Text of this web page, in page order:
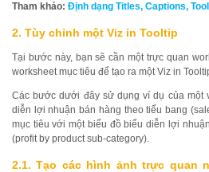
Tham khảo: Định dạng Titles, Captions,
2. Tùy chỉnh một Viz in Tooltip
Tại bước này, bạn sẽ cần một trực quan
worksheet mục tiêu để tạo ra một Viz in
Các bước dưới đây sử dụng ví dụ của một
diễn lợi nhuận bán hàng theo tiểu bang
mục tiêu với một biểu đồ biểu diễn lợi
(profit by product sub-category).
2.1. Tạo các hình ảnh trực quan